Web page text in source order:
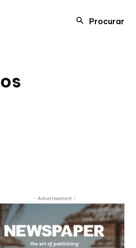
Procurar
- Advertisement -